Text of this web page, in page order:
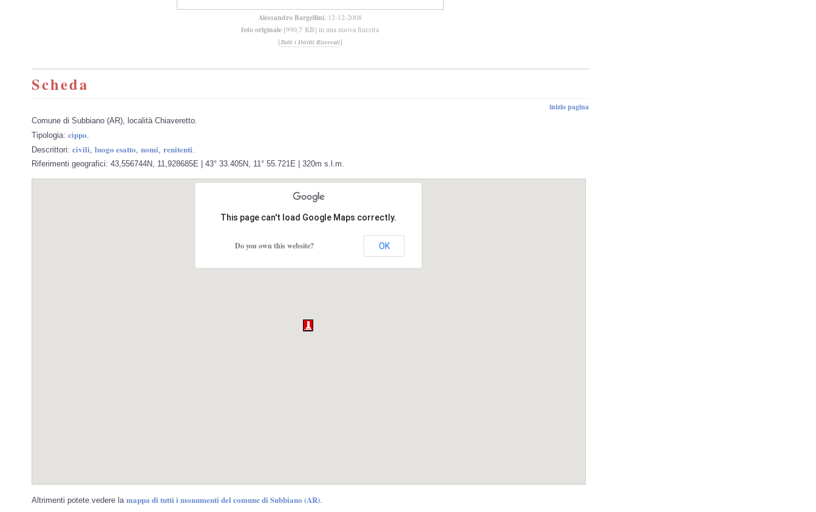
Alessandro Bargellini, 12-12-2008
foto originale [990,7 KB] in una nuova finestra
[Tutti i Diritti Riservati]
Scheda
inizio pagina
Comune di Subbiano (AR), località Chiaveretto.
Tipologia: cippo
Descrittori: civili luogo esatto nomi renitenti
Riferimenti geografici: 43,556744N, 11,928685E | 43° 33.405N, 11° 55.721E | 320m s.l.m.
This page can't load Google Maps correctly.
Do you own this website? OK
Altrimenti potete vedere la mappa di tutti i monumenti del comune di Subbiano (AR)